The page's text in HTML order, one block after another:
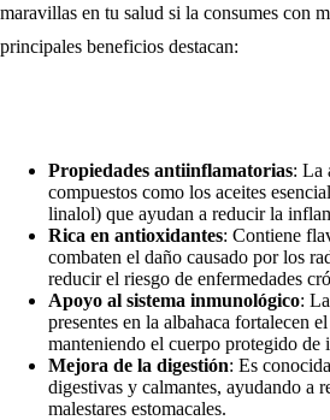
maravillas en tu salud si la consumes con
principales beneficios destacan:
Propiedades antiinflamatorias: La
compuestos como los aceites
linalol) que ayudan a reducir la
Rica en antioxidantes: Contiene
combaten el daño causado por los
reducir el riesgo de enfermedades
Apoyo al sistema inmunológico:
presentes en la albahaca fortalecen
manteniendo el cuerpo protegido de
Mejora de la digestión: Es
digestivas y calmantes, ayudando a
malestares estomacales.